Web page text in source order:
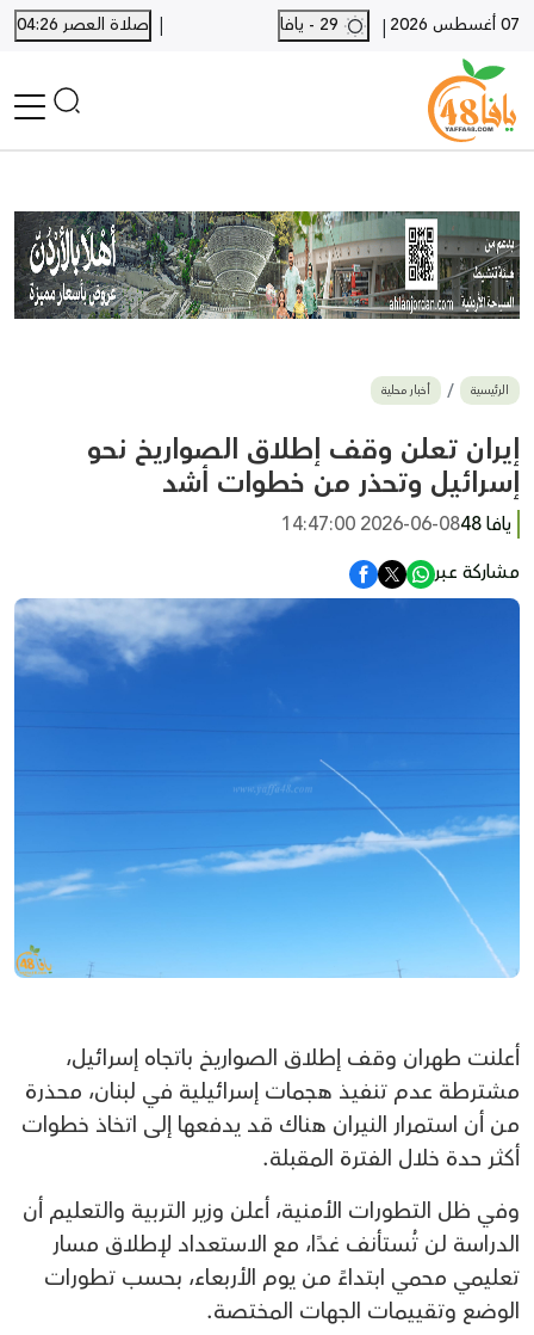
07 أغسطس 2026 |
| صلاة العصر 04:26
أخبار محلية
أخبار يافا
SHORTS
أخبار اللد والرملة
بيع وشراء
أخبار القدس
وفيات
المزيد
ارسل خبر
الرئيسية أخبار محلية
إيران تعلن وقف إطلاق الصواريخ نحو
إسرائيل وتحذر من خطوات أشد
يافا 48
2026-06-08 14:47:00
مشاركة عبر
أعلنت طهران وقف إطلاق الصواريخ باتجاه إسرائيل،
مشترطة عدم تنفيذ هجمات إسرائيلية في لبنان، محذرة
من أن استمرار النيران هناك قد يدفعها إلى اتخاذ خطوات
أكثر حدة خلال الفترة المقبلة.
وفي ظل التطورات الأمنية، أعلن وزير التربية والتعليم أن
الدراسة لن تُستأنف غدًا، مع الاستعداد لإطلاق مسار
تعليمي محمي ابتداءً من يوم الأربعاء، بحسب تطورات
الوضع وتقييمات الجهات المختصة.